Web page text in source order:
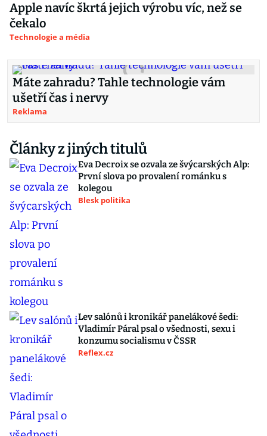
Apple navíc škrtá jejich výrobu víc, než se
čekalo
Technologie a média
Máte zahradu? Tahle technologie vám
ušetří čas i nervy
Reklama
Články z jiných titulů
Eva Decroix se ozvala ze švýcarských Alp:
První slova po provalení románku s
kolegou
Blesk politika
Lev salónů i kronikář panelákové šedi:
Vladimír Páral psal o všednosti, sexu i
konzumu socialismu v ČSSR
Reflex.cz